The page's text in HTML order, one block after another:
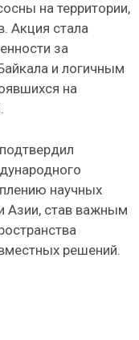
на территории,
Акция стала
за
и логичным
на
научных
Азии, став важным
решений.